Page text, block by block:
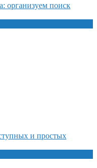
организуем поиск
и простых